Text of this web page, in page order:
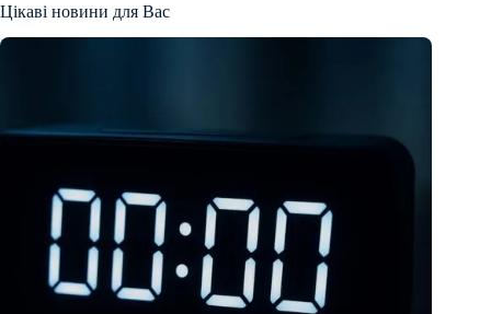
Цікаві новини для Вас